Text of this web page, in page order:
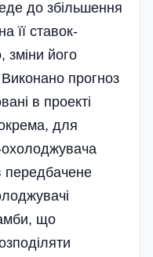
до збільшення
її ставок-
зміни його
Виконано прогноз
в проекті
для
охолоджувача
передбачене
що